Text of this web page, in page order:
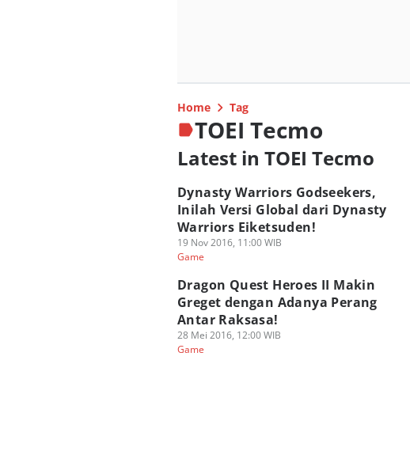
Home Tag
TOEI Tecmo
Latest in TOEI Tecmo
Dynasty Warriors Godseekers,
Inilah Versi Global dari Dynasty
Warriors Eiketsuden!
19 Nov 2016, 11:00 WIB
Game
Dragon Quest Heroes II Makin
Greget dengan Adanya Perang
Antar Raksasa!
28 Mei 2016, 12:00 WIB
Game